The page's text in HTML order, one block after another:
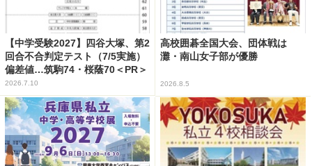
【中学受験2027】四谷大塚、第2
回合不合判定テスト（7/5実施）
偏差値…筑駒74・桜蔭70＜PR＞
2026.7.10
高校囲碁全国大会、団体戦は
灘・南山女子部が優勝
2026.8.5